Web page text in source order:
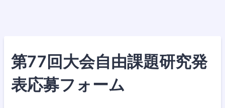
第77回大会自由課題研究発
表応募フォーム